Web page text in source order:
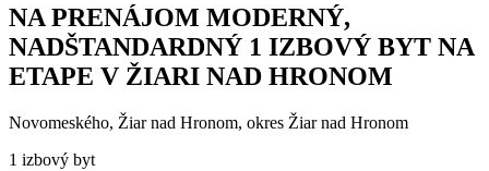
NA PRENÁJOM MODERNÝ,
NADŠTANDARDNÝ 1 IZBOVÝ BYT NA
ETAPE V ŽIARI NAD HRONOM
Novomeského, Žiar nad Hronom, okres Žiar nad Hronom
1 izbový byt